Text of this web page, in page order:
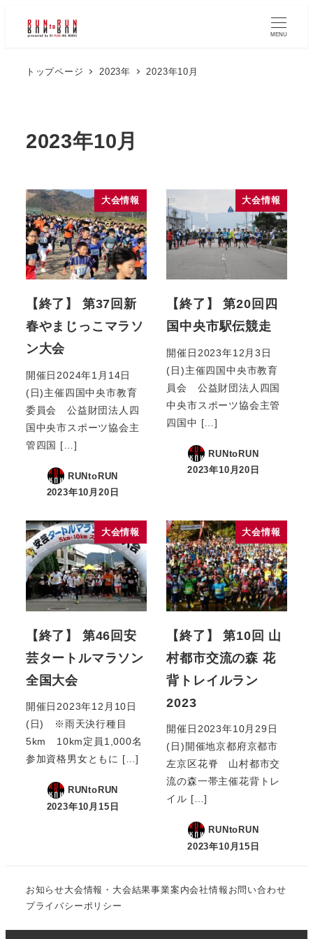
MENU
トップページ 2023年 2023年10月
2023年10月
大会情報
【終了】 第37回新
春やまじっこマラソ
ン大会
開催日2024年1月14日
(日)主催四国中央市教育
委員会 公益財団法人四
国中央市スポーツ協会主
管四国 […]
RUNtoRUN
2023年10月20日
大会情報
【終了】 第20回四
国中央市駅伝競走
開催日2023年12月3日
(日)主催四国中央市教育
員会 公益財団法人四国
中央市スポーツ協会主管
四国中 […]
RUNtoRUN
2023年10月20日
大会情報
【終了】 第46回安
芸タートルマラソン
全国大会
開催日2023年12月10日
(日) ※雨天決行種目
5km 10km定員1,000名
参加資格男女ともに […]
RUNtoRUN
2023年10月15日
大会情報
【終了】 第10回 山
村都市交流の森 花
背トレイルラン
2023
開催日2023年10月29日
(日)開催地京都府京都市
左京区花脊 山村都市交
流の森一帯主催花背トレ
イル […]
RUNtoRUN
2023年10月15日
お知らせ大会情報・大会結果事業案内会社情報 お問い合わせ
プライバシーポリシー